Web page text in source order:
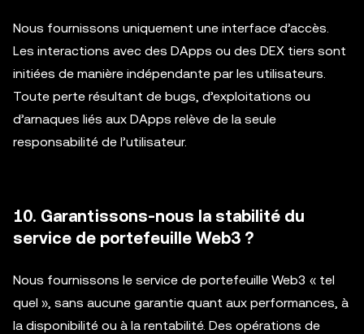
Nous fournissons uniquement une interface d’accès.
Les interactions avec des DApps ou des DEX tiers sont
initiées de manière indépendante par les utilisateurs.
Toute perte résultant de bugs, d’exploitations ou
d’arnaques liés aux DApps relève de la seule
responsabilité de l’utilisateur.
10. Garantissons-nous la stabilité du
service de portefeuille Web3 ?
Nous fournissons le service de portefeuille Web3 « tel
quel », sans aucune garantie quant aux performances, à
la disponibilité ou à la rentabilité. Des opérations de